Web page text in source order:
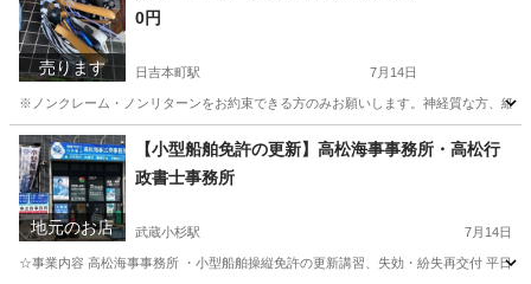
売ります
0円
日吉本町駅 7月14日
※ノンクレーム・ノンリターンをお約束できる方のみお願いします。神経質な方、細
神奈川 川崎市 日吉本町駅 家具 お気持ち
地元のお店
【小型船舶免許の更新】高松海事事務所・高松行
政書士事務所
武蔵小杉駅 7月14日
☆事業内容 高松海事事務所 ・小型船舶操縦免許の更新講習、失効・紛失再交付 平日